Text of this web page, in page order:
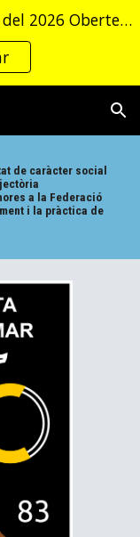
FESTA DE LA BICICLETA 28 de juny del 2026 Obertes les inscripcions a la
de caràcter social
a la Federació
i la pràctica de